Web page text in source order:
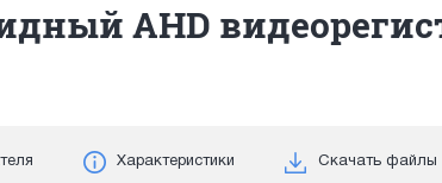
AHD
Характеристики Скачать файлы